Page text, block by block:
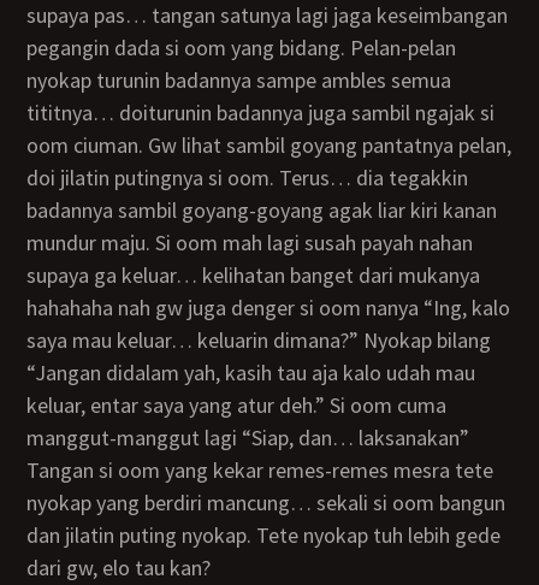
supaya pas… tangan satunya lagi jaga keseimbangan
pegangin dada si oom yang bidang. Pelan-pelan
nyokap turunin badannya sampe ambles semua
tititnya… doiturunin badannya juga sambil ngajak si
oom ciuman. Gw lihat sambil goyang pantatnya pelan,
doi jilatin putingnya si oom. Terus… dia tegakkin
badannya sambil goyang-goyang agak liar kiri kanan
mundur maju. Si oom mah lagi susah payah nahan
supaya ga keluar… kelihatan banget dari mukanya
hahahaha nah gw juga denger si oom nanya “Ing, kalo
saya mau keluar… keluarin dimana?” Nyokap bilang
“Jangan didalam yah, kasih tau aja kalo udah mau
keluar, entar saya yang atur deh.” Si oom cuma
manggut-manggut lagi “Siap, dan… laksanakan”
Tangan si oom yang kekar remes-remes mesra tete
nyokap yang berdiri mancung… sekali si oom bangun
dan jilatin puting nyokap. Tete nyokap tuh lebih gede
dari gw, elo tau kan?